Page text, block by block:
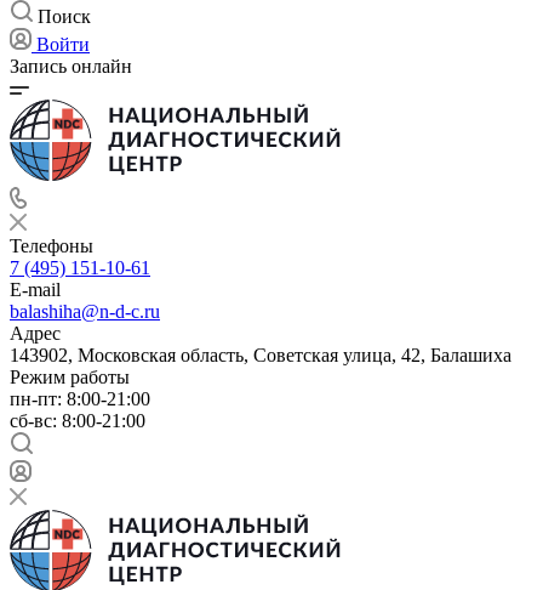
Поиск
Войти
Запись онлайн
Телефоны
7 (495) 151-10-61
E-mail
balashiha@n-d-c.ru
Адрес
143902, Московская область, Советская улица, 42, Балашиха
Режим работы
пн-пт: 8:00-21:00
сб-вс: 8:00-21:00